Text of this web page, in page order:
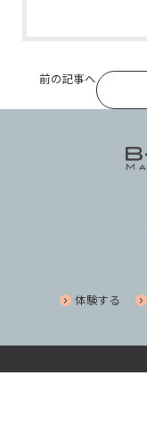
前の記事へ
体験する